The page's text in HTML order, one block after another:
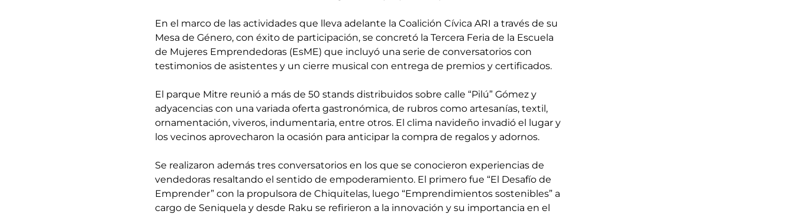
En el marco de las actividades que lleva adelante la Coalición Cívica ARI a través de su
Mesa de Género, con éxito de participación, se concretó la Tercera Feria de la Escuela
de Mujeres Emprendedoras (EsME) que incluyó una serie de conversatorios con
testimonios de asistentes y un cierre musical con entrega de premios y certificados.
El parque Mitre reunió a más de 50 stands distribuidos sobre calle “Pilú” Gómez y
adyacencias con una variada oferta gastronómica, de rubros como artesanías, textil,
ornamentación, viveros, indumentaria, entre otros. El clima navideño invadió el lugar y
los vecinos aprovecharon la ocasión para anticipar la compra de regalos y adornos.
Se realizaron además tres conversatorios en los que se conocieron experiencias de
vendedoras resaltando el sentido de empoderamiento. El primero fue “El Desafío de
Emprender” con la propulsora de Chiquitelas, luego “Emprendimientos sostenibles” a
cargo de Seniquela y desde Raku se refirieron a la innovación y su importancia en el